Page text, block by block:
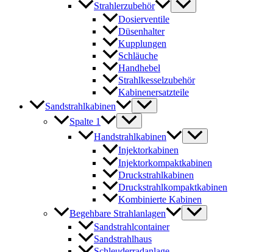
Strahlerzubehör
Dosierventile
Düsenhalter
Kupplungen
Schläuche
Handhebel
Strahlkesselzubehör
Kabinenersatzteile
Sandstrahlkabinen
Spalte 1
Handstrahlkabinen
Injektorkabinen
Injektorkompaktkabinen
Druckstrahlkabinen
Druckstrahlkompaktkabinen
Kombinierte Kabinen
Begehbare Strahlanlagen
Sandstrahlcontainer
Sandstrahlhaus